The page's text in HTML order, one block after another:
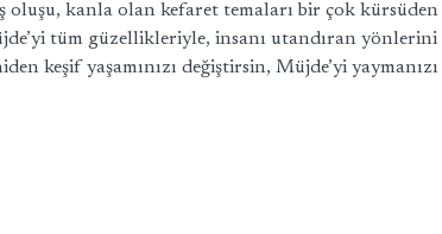
kanla olan kefaret temaları bir çok kürsüden
tüm güzellikleriyle, insanı utandıran
keşif yaşamınızı değiştirsin, Müjde’yi